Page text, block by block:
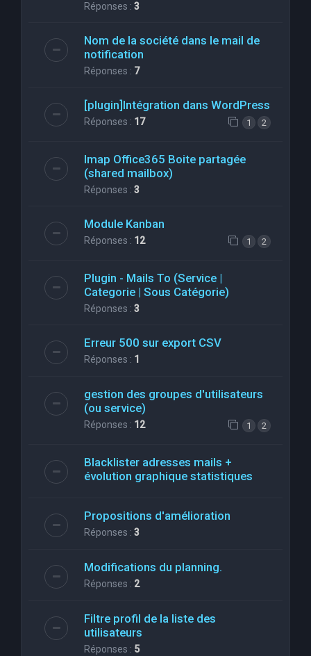
Réponses : 3
Nom de la société dans le mail de
notification
Réponses : 7
[plugin]Intégration dans WordPress
Réponses : 17 1 2
Imap Office365 Boite partagée
(shared mailbox)
Réponses : 3
Module Kanban
Réponses : 12 1 2
Plugin - Mails To (Service |
Categorie | Sous Catégorie)
Réponses : 3
Erreur 500 sur export CSV
Réponses : 1
gestion des groupes d'utilisateurs
(ou service)
Réponses : 12 1 2
Blacklister adresses mails +
évolution graphique statistiques
Propositions d'amélioration
Réponses : 3
Modifications du planning.
Réponses : 2
Filtre profil de la liste des
utilisateurs
Réponses : 5